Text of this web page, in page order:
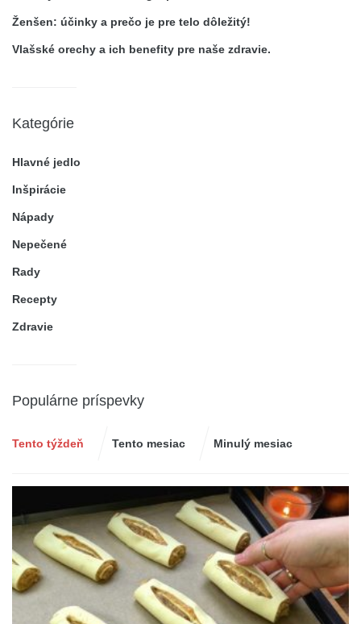
Ženšen: účinky a prečo je pre telo dôležitý!
Vlašské orechy a ich benefity pre naše zdravie.
Kategórie
Hlavné jedlo
Inšpirácie
Nápady
Nepečené
Rady
Recepty
Zdravie
Populárne príspevky
Tento týždeň Tento mesiac Minulý mesiac